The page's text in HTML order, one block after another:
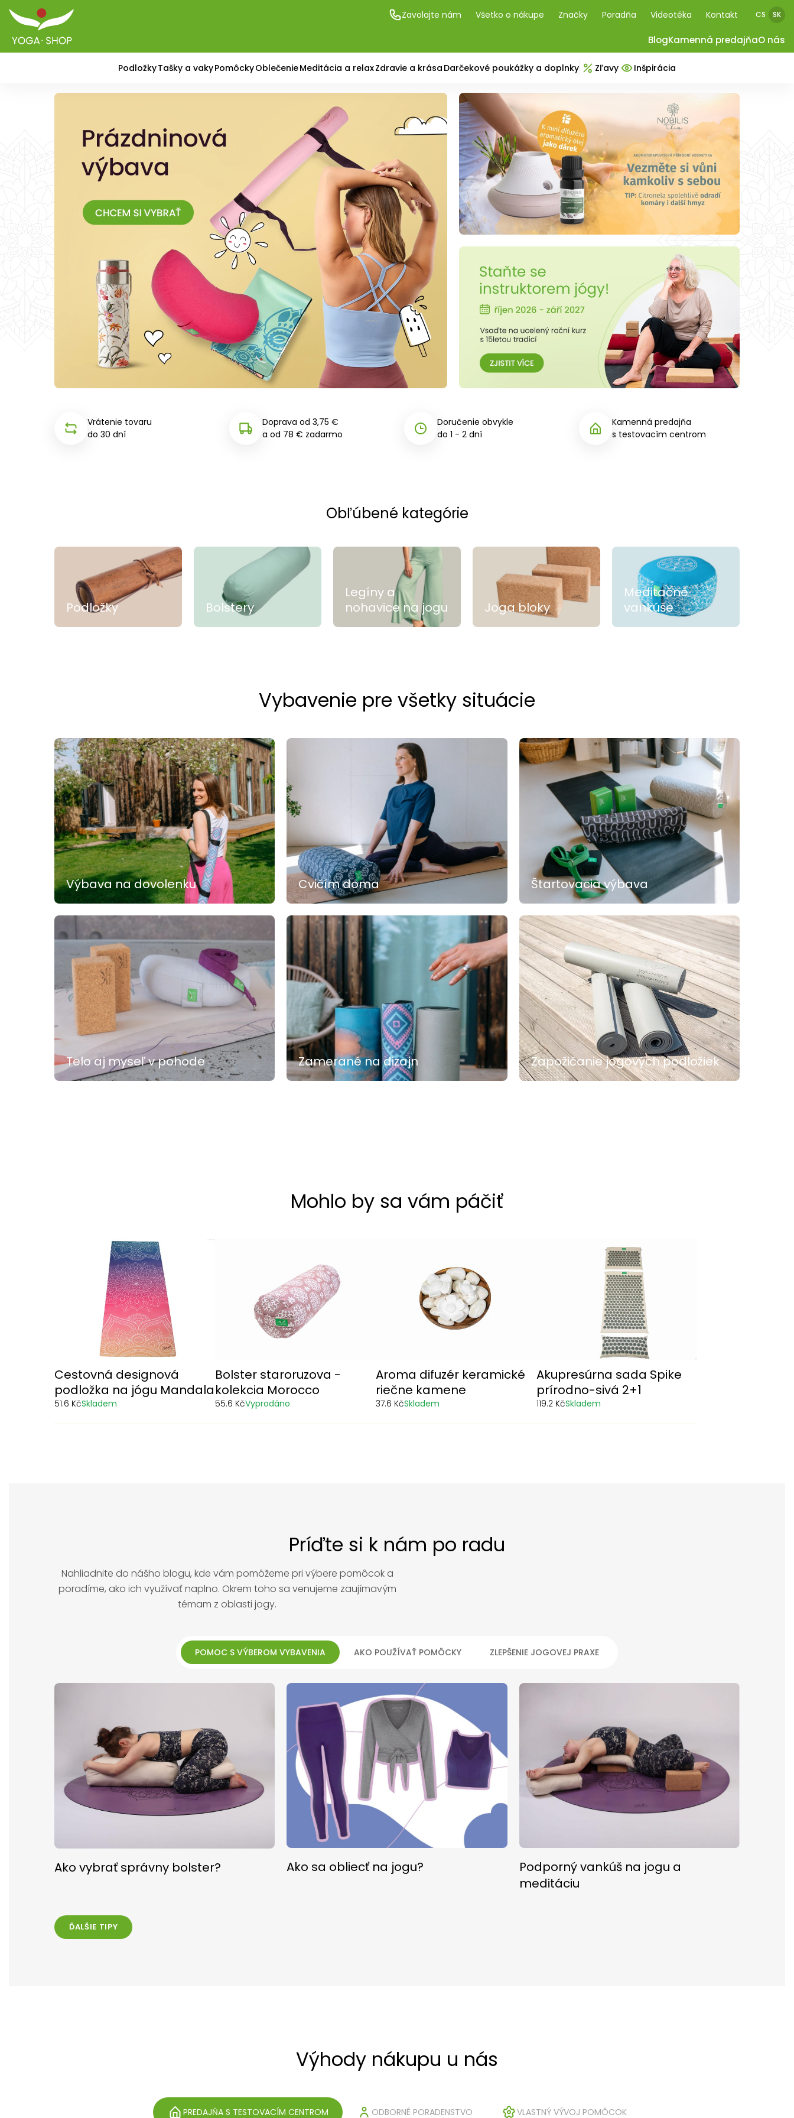
Zavolajte nám Všetko o nákupe Značky Poradňa Videotéka Kontakt CS SK
BlogKamenná predajňaO nás
PodložkyTašky a vakyPomôckyOblečenieMeditácia a relaxZdravie a krása Darčekové poukážky a doplnky Zľavy Inšpirácia
Vybavenie na jógu – podložky, pomôcky a oblečenie
Vrátenie tovaru
do 30 dní
Doprava od 3,75 €
a od 78 € zadarmo
Doručenie obvykle
do 1 - 2 dní
Kamenná predajňa
s testovacím centrom
Obľúbené kategórie
Podložky Bolstery
Legíny a
nohavice na jogu
Joga bloky
Meditačné
vankúše
Vybavenie pre všetky situácie
Výbava na dovolenku Cvičím doma Štartovacia výbava
Telo aj myseľ v pohode Zamerané na dizajn Zapožičanie jogových podložiek
Mohlo by sa vám páčiť
Cestovná designová
podložka na jógu Mandala
51.6 KčSkladem
Bolster staroruzova -
kolekcia Morocco
55.6 KčVyprodáno
Aroma difuzér keramické
riečne kamene
37.6 KčSkladem
Akupresúrna sada Spike
prírodno-sivá 2+1
119.2 KčSkladem
Príďte si k nám po radu
Nahliadnite do nášho blogu, kde vám pomôžeme pri výbere pomôcok a
poradíme, ako ich využívať naplno. Okrem toho sa venujeme zaujímavým
témam z oblasti jogy.
POMOC S VÝBEROM VYBAVENIA AKO POUŽÍVAŤ POMÔCKY ZLEPŠENIE JOGOVEJ PRAXE
Ako vybrať správny bolster? Ako sa obliecť na jogu?
Podporný vankúš na jogu a
meditáciu
ĎALŠIE TIPY
Výhody nákupu u nás
PREDAJŇA S TESTOVACÍM CENTROM ODBORNÉ PORADENSTVO VLASTNÝ VÝVOJ POMÔCOK